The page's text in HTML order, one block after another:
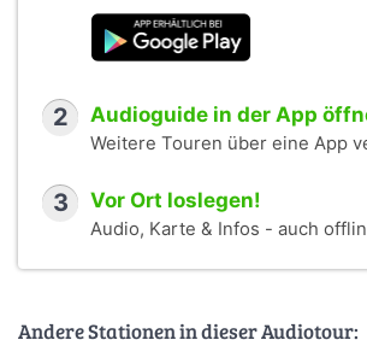
2 Audioguide in der App
Weitere Touren über eine App
3 Vor Ort loslegen!
Audio, Karte & Infos - auch
Andere Stationen in dieser Audiotour: